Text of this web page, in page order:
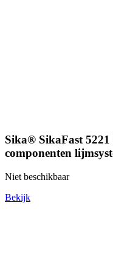
Sika® SikaFast
componenten
Niet beschikbaar
Bekijk